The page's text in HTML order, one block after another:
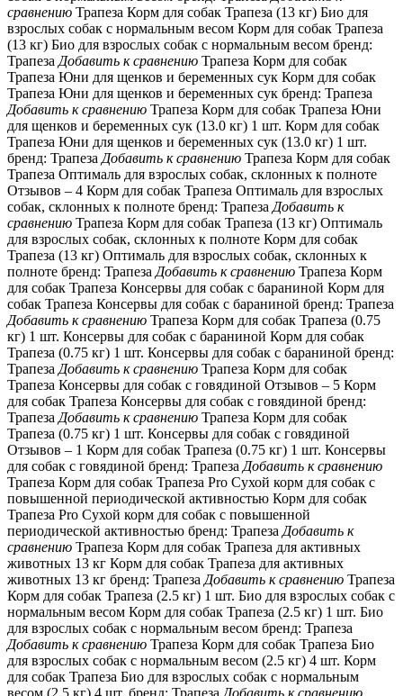
сравнению Трапеза Корм для собак Трапеза (13 кг) Био для
взрослых собак с нормальным весом Корм для собак Трапеза
(13 кг) Био для взрослых собак с нормальным весом бренд:
Трапеза Добавить к сравнению Трапеза Корм для собак
Трапеза Юни для щенков и беременных сук Корм для собак
Трапеза Юни для щенков и беременных сук бренд: Трапеза
Добавить к сравнению Трапеза Корм для собак Трапеза Юни
для щенков и беременных сук (13.0 кг) 1 шт. Корм для собак
Трапеза Юни для щенков и беременных сук (13.0 кг) 1 шт.
бренд: Трапеза Добавить к сравнению Трапеза Корм для собак
Трапеза Оптималь для взрослых собак, склонных к полноте
Отзывов – 4 Корм для собак Трапеза Оптималь для взрослых
собак, склонных к полноте бренд: Трапеза Добавить к
сравнению Трапеза Корм для собак Трапеза (13 кг) Оптималь
для взрослых собак, склонных к полноте Корм для собак
Трапеза (13 кг) Оптималь для взрослых собак, склонных к
полноте бренд: Трапеза Добавить к сравнению Трапеза Корм
для собак Трапеза Консервы для собак с бараниной Корм для
собак Трапеза Консервы для собак с бараниной бренд: Трапеза
Добавить к сравнению Трапеза Корм для собак Трапеза (0.75
кг) 1 шт. Консервы для собак с бараниной Корм для собак
Трапеза (0.75 кг) 1 шт. Консервы для собак с бараниной бренд:
Трапеза Добавить к сравнению Трапеза Корм для собак
Трапеза Консервы для собак с говядиной Отзывов – 5 Корм
для собак Трапеза Консервы для собак с говядиной бренд:
Трапеза Добавить к сравнению Трапеза Корм для собак
Трапеза (0.75 кг) 1 шт. Консервы для собак с говядиной
Отзывов – 1 Корм для собак Трапеза (0.75 кг) 1 шт. Консервы
для собак с говядиной бренд: Трапеза Добавить к сравнению
Трапеза Корм для собак Трапеза Pro Сухой корм для собак с
повышенной периодической активностью Корм для собак
Трапеза Pro Сухой корм для собак с повышенной
периодической активностью бренд: Трапеза Добавить к
сравнению Трапеза Корм для собак Трапеза для активных
животных 13 кг Корм для собак Трапеза для активных
животных 13 кг бренд: Трапеза Добавить к сравнению Трапеза
Корм для собак Трапеза (2.5 кг) 1 шт. Био для взрослых собак с
нормальным весом Корм для собак Трапеза (2.5 кг) 1 шт. Био
для взрослых собак с нормальным весом бренд: Трапеза
Добавить к сравнению Трапеза Корм для собак Трапеза Био
для взрослых собак с нормальным весом (2.5 кг) 4 шт. Корм
для собак Трапеза Био для взрослых собак с нормальным
весом (2.5 кг) 4 шт. бренд: Трапеза Добавить к сравнению